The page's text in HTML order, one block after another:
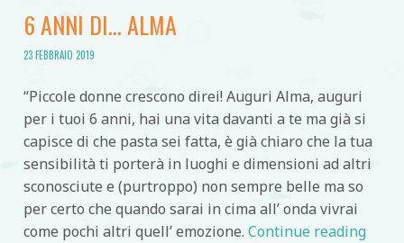
6 ANNI DI… ALMA
23 FEBBRAIO 2019
“Piccole donne crescono direi! Auguri Alma, auguri
per i tuoi 6 anni, hai una vita davanti a te ma già si
capisce di che pasta sei fatta, è già chiaro che la tua
sensibilità ti porterà in luoghi e dimensioni ad altri
sconosciute e (purtroppo) non sempre belle ma so
per certo che quando sarai in cima all’ onda vivrai
come pochi altri quell’ emozione. Continue reading